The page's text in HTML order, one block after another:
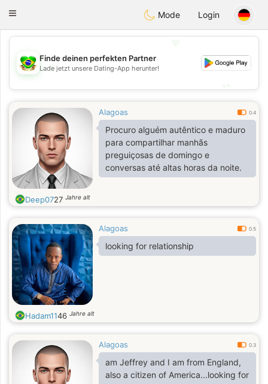
Conversar
Toggle
Mode Login
💖
💕
Finde deinen perfekten Partner
Lade jetzt unsere Dating-App herunter!
Alagoas 0.4
Procuro alguém autêntico e maduro
para compartilhar manhãs
preguiçosas de domingo e
conversas até altas horas da noite.
Deep0727 Jahre alt
Alagoas 0.5
looking for relationship
Hadam1146 Jahre alt
Alagoas 0.3
am Jeffrey and I am from England,
also a citizen of America...looking for